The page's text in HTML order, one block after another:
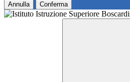
Annulla Conferma